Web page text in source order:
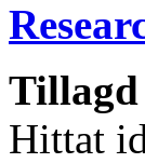
Tillagd
Hittat